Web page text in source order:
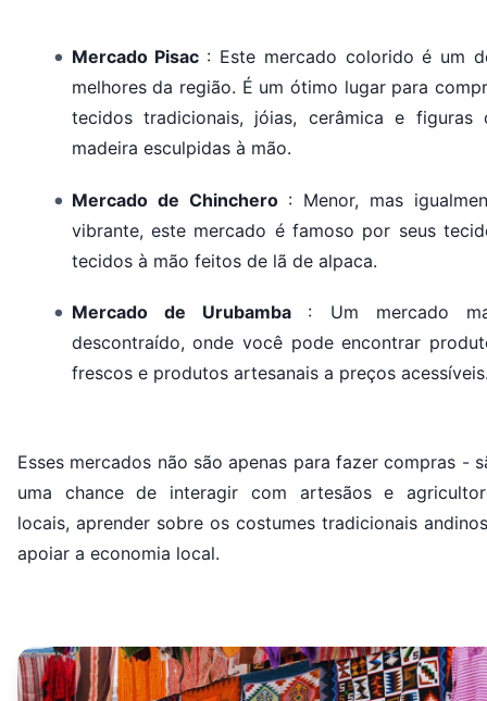
Mercado Pisac : Este mercado colorido é um
melhores da região. É um ótimo lugar para
tecidos tradicionais, jóias, cerâmica e figuras
madeira esculpidas à mão.
Mercado de Chinchero : Menor, mas
vibrante, este mercado é famoso por seus
tecidos à mão feitos de lã de alpaca.
Mercado de Urubamba : Um mercado
descontraído, onde você pode encontrar
frescos e produtos artesanais a preços
Esses mercados não são apenas para fazer compras -
uma chance de interagir com artesãos e
locais, aprender sobre os costumes tradicionais
apoiar a economia local.